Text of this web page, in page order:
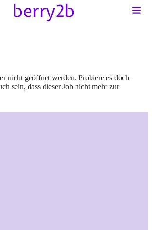
nicht geöffnet werden. Probiere es doch
sein, dass dieser Job nicht mehr zur